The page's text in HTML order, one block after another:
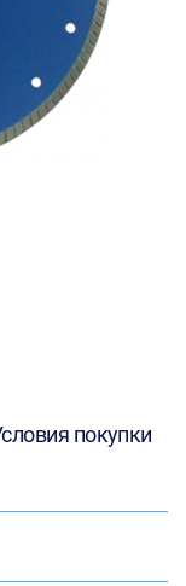
покупки